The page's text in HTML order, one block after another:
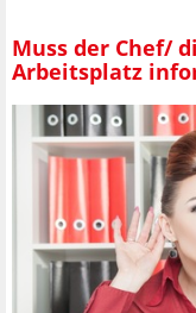
Muss der Chef/
Arbeitsplatz